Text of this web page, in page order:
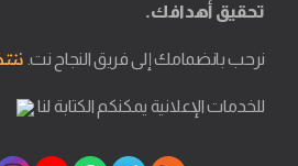
تحقيق أهدافك.
نرحب بانضمامك إلى فريق النجاح نت.
للخدمات الإعلانية يمكنكم الكتابة لنا